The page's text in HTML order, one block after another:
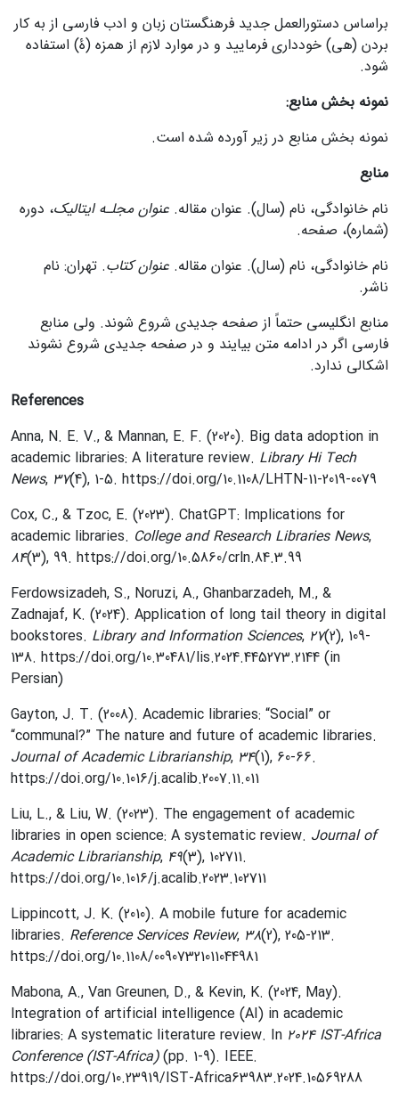
براساس دستورالعمل جدید فرهنگستان زبان و ادب فارسی از به کار
بردن (ه‎ی) خودداری فرمایید و در موارد لازم از همزه (ۀ) استفاده
شود.
نمونه بخش منابع:
نمونه بخش منابع در زیر آورده شده است.
منابع
نام خانوادگی، نام (سال). عنوان مقاله. عنوان مجلـه ایتالیک، دوره
(شماره)، صفحه.
نام خانوادگی، نام (سال). عنوان مقاله. عنوان کتاب. تهران: نام
ناشر.
منابع انگلیسی حتماً از صفحه جدیدی شروع شوند. ولی منابع
فارسی اگر در ادامه متن بیایند و در صفحه جدیدی شروع نشوند
اشکالی ندارد.
References
Anna, N. E. V., & Mannan, E. F. (2020). Big data adoption in
academic libraries: A literature review. Library Hi Tech
News, 37(4), 1-5. https://doi.org/10.1108/LHTN-11-2019-0079
Cox, C., & Tzoc, E. (2023). ChatGPT: Implications for
academic libraries. College and Research Libraries News,
84(3), 99. https://doi.org/10.5860/crln.84.3.99
Ferdowsizadeh, S., Noruzi, A., Ghanbarzadeh, M., &
Zadnajaf, K. (2024). Application of long tail theory in digital
bookstores. Library and Information Sciences, 27(2), 109-
138. https://doi.org/10.30481/lis.2024.445273.2144 (in
Persian)
Gayton, J. T. (2008). Academic libraries: “Social” or
“communal?” The nature and future of academic libraries.
Journal of Academic Librarianship, 34(1), 60-66.
https://doi.org/10.1016/j.acalib.2007.11.011
Liu, L., & Liu, W. (2023). The engagement of academic
libraries in open science: A systematic review. Journal of
Academic Librarianship, 49(3), 102711.
https://doi.org/10.1016/j.acalib.2023.102711
Lippincott, J. K. (2010). A mobile future for academic
libraries. Reference Services Review, 38(2), 205-213.
https://doi.org/10.1108/00907321011044981
Mabona, A., Van Greunen, D., & Kevin, K. (2024, May).
Integration of artificial intelligence (AI) in academic
libraries: A systematic literature review. In 2024 IST-Africa
Conference (IST-Africa)(pp. 1-9). IEEE.
https://doi.org/10.23919/IST-Africa63983.2024.10569288